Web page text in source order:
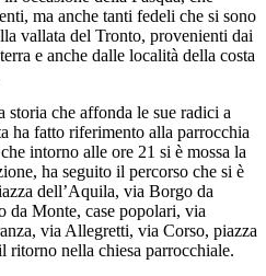
ma anche tanti fedeli che si sono
vallata del Tronto, provenienti dai
e anche dalle località della costa
storia che affonda le sue radici a
ha fatto riferimento alla parrocchia
intorno alle ore 21 si è mossa la
ha seguito il percorso che si è
dell’Aquila, via Borgo da
da Monte, case popolari, via
via Allegretti, via Corso, piazza
nella chiesa parrocchiale.